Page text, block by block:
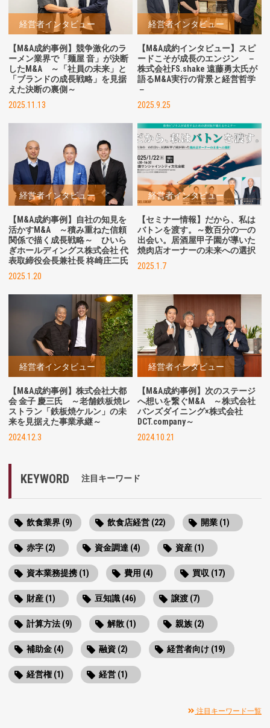
経営者インタビュー
【M&A成約事例】競争激化のラ
ーメン業界で「麺屋 音」が決断
したM&A
～「社員の未来」と
「ブランドの成長戦略」を見据
えた決断の裏側～
2025.11.13
経営者インタビュー
【M&A成約インタビュー】スピ
ードこそが成長のエンジン －
株式会社FS.shake 遠藤勇太氏が
語るM&A実行の背景と経営哲学
－
2025.9.25
経営者インタビュー
【M&A成約事例】自社の知見を
活かすM&A ～積み重ねた信頼
関係で描く成長戦略～ ひいら
ぎホールディングス株式会社 代
表取締役会長兼社長 柊崎庄二氏
2025.1.20
経営者インタビュー
【セミナー情報】だから、私は
バトンを渡す。～数百分の一の
出会い。居酒屋甲子園が導いた
焼肉店オーナーの未来への選択
2025.1.7
経営者インタビュー
【M&A成約事例】株式会社大都
会 金子 慶三氏 ～老舗鉄板焼レ
ストラン「鉄板焼ケルン」の未
来を見据えた事業承継～
2024.12.3
経営者インタビュー
【M&A成約事例】次のステージ
へ想いを繋ぐM&A ～株式会社
バンズダイニング×株式会社
DCT.company～
2024.10.21
KEYWORD 注目キーワード
飲食業界 (9) 飲食店経営 (22) 開業 (1)
赤字 (2) 資金調達 (4) 資産 (1)
資本業務提携 (1) 費用 (4) 買収 (17)
財産 (1) 豆知識 (46) 譲渡 (7)
計算方法 (9) 解散 (1) 親族 (2)
補助金 (4) 融資 (2) 経営者向け (19)
経営権 (1) 経営 (1)
注目キーワード一覧